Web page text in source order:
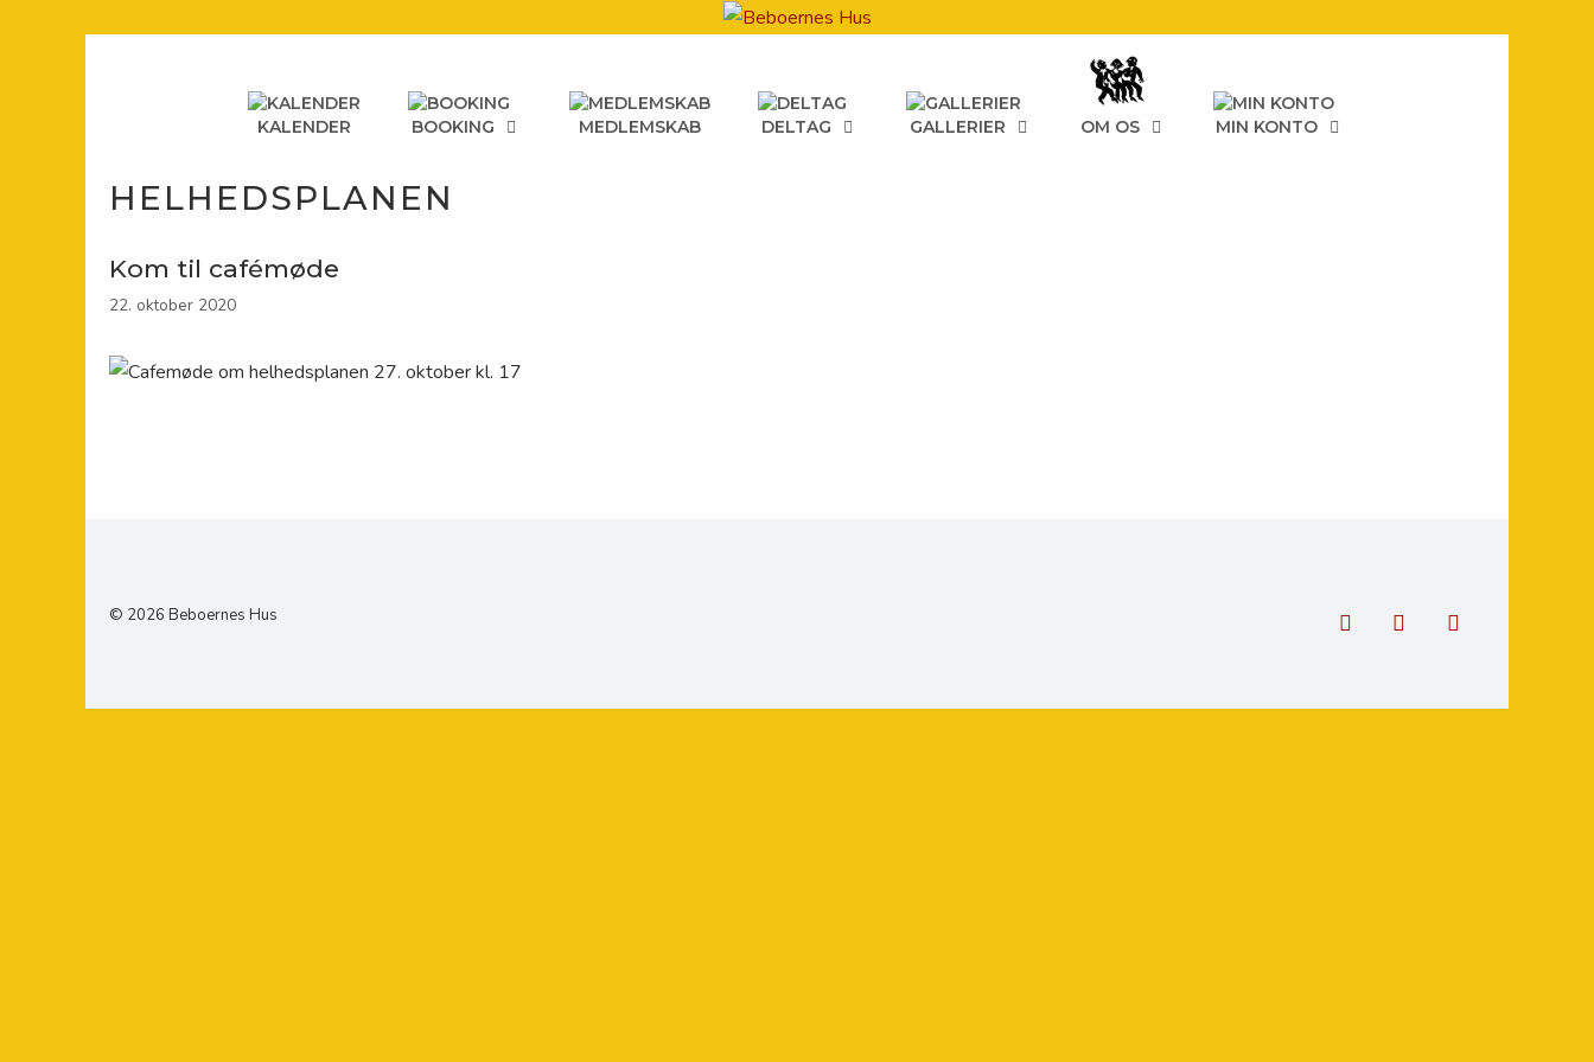
KALENDER BOOKING MEDLEMSKAB DELTAG GALLERIER OM OS MIN KONTO
HELHEDSPLANEN
Kom til cafémøde
22. oktober 2020
© 2026 Beboernes Hus